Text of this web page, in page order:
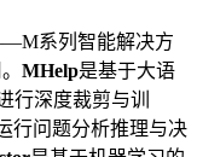
系列智能解决方
MHelp是基于大语
行深度裁剪与训
行问题分析推理与决